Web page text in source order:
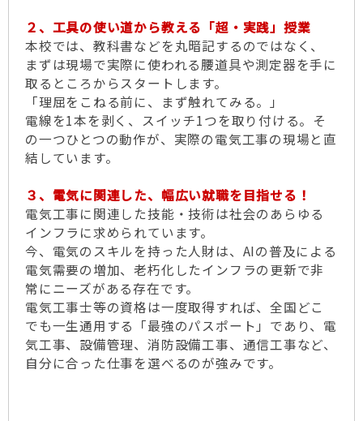
２、工具の使い道から教える「超・実践」授業
本校では、教科書などを丸暗記するのではなく、
まずは現場で実際に使われる腰道具や測定器を手に
取るところからスタートします。
「理屈をこねる前に、まず触れてみる。」
電線を1本を剥く、スイッチ1つを取り付ける。そ
の一つひとつの動作が、実際の電気工事の現場と直
結しています。
３、電気に関連した、幅広い就職を目指せる！
電気工事に関連した技能・技術は社会のあらゆる
インフラに求められています。
今、電気のスキルを持った人財は、AIの普及による
電気需要の増加、老朽化したインフラの更新で非
常にニーズがある存在です。
電気工事士等の資格は一度取得すれば、全国どこ
でも一生通用する「最強のパスポート」であり、電
気工事、設備管理、消防設備工事、通信工事など、
自分に合った仕事を選べるのが強みです。